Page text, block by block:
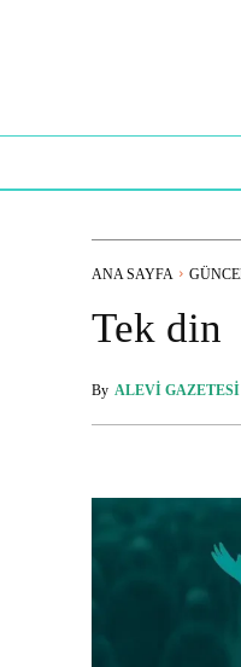
ANA SAYFA
Tek din
By ALEVI